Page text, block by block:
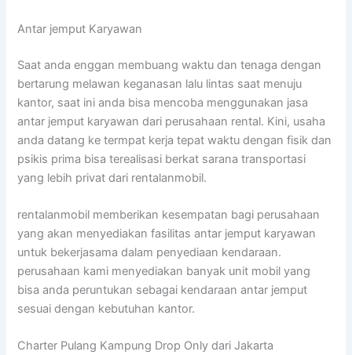
Antar jemput Karyawan
Saat anda enggan membuang waktu dan tenaga dengan
bertarung melawan keganasan lalu lintas saat menuju
kantor, saat ini anda bisa mencoba menggunakan jasa
antar jemput karyawan dari perusahaan rental. Kini, usaha
anda datang ke termpat kerja tepat waktu dengan fisik dan
psikis prima bisa terealisasi berkat sarana transportasi
yang lebih privat dari rentalanmobil.
rentalanmobil memberikan kesempatan bagi perusahaan
yang akan menyediakan fasilitas antar jemput karyawan
untuk bekerjasama dalam penyediaan kendaraan.
perusahaan kami menyediakan banyak unit mobil yang
bisa anda peruntukan sebagai kendaraan antar jemput
sesuai dengan kebutuhan kantor.
Charter Pulang Kampung Drop Only dari Jakarta